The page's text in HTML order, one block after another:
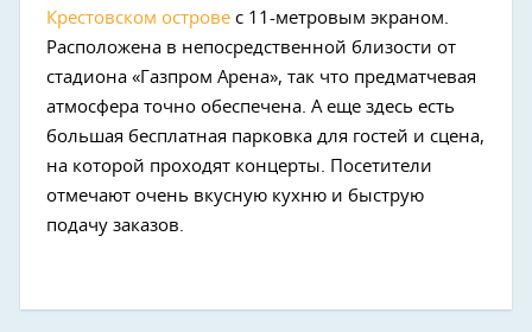
Крестовском острове с 11-метровым экраном.
Расположена в непосредственной близости от
стадиона «Газпром Арена», так что предматчевая
атмосфера точно обеспечена. А еще здесь есть
большая бесплатная парковка для гостей и сцена,
на которой проходят концерты. Посетители
отмечают очень вкусную кухню и быструю
подачу заказов.